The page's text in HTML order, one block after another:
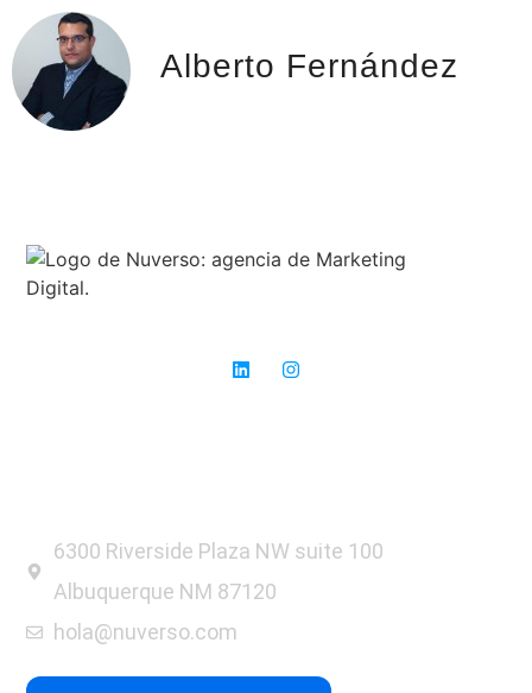
Alberto Fernández
6300 Riverside Plaza NW suite 100
Albuquerque NM 87120
hola@nuverso.com